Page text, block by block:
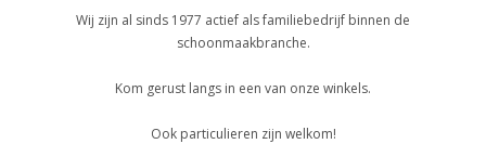
Wij zijn al sinds 1977 actief als familiebedrijf binnen de
schoonmaakbranche.
Kom gerust langs in een van onze winkels.
Ook particulieren zijn welkom!